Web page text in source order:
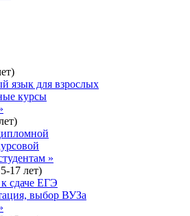
язык для взрослых
курсы
»
17 лет)
сдаче ЕГЭ
выбор ВУЗа